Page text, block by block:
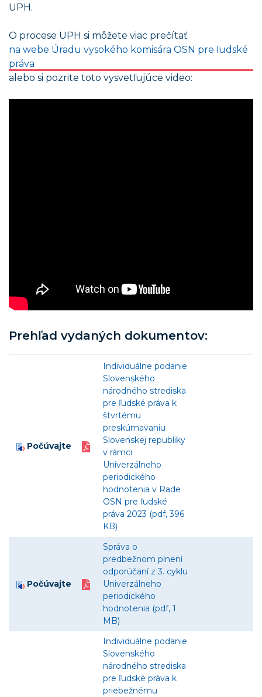
UPH.
O procese UPH si môžete viac prečítať
na webe Úradu vysokého komisára OSN pre ľudské
práva
alebo si pozrite toto vysvetľujúce video:
Prehľad vydaných dokumentov:
Počúvajte
Individuálne podanie
Slovenského
národného strediska
pre ľudské práva k
štvrtému
preskúmavaniu
Slovenskej republiky
v rámci
Univerzálneho
periodického
hodnotenia v Rade
OSN pre ľudské
práva 2023 (pdf, 396
KB)
Počúvajte
Správa o
predbežnom plnení
odporúčaní z 3. cyklu
Univerzálneho
periodického
hodnotenia (pdf, 1
MB)
Individuálne podanie
Slovenského
národného strediska
pre ľudské práva k
priebežnému